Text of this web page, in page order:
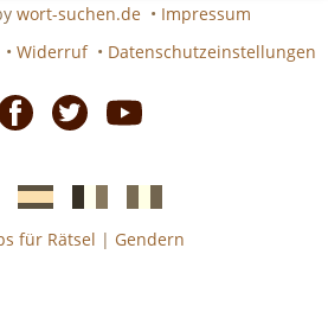
wort-suchen.de • Impressum
• Widerruf • Datenschutzeinstellungen
Spanischefranzösicheitalienische
für Rätsel | Gendern